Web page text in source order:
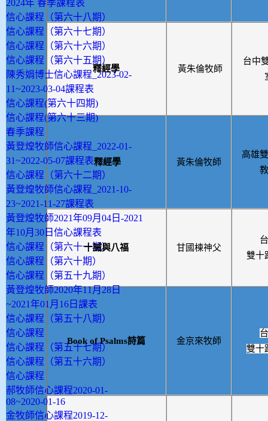
2024年 春季課程表
信心課程（第六十八期）
信心課程（第六十七期）
信心課程（第六十六期）
信心課程（第六十五期）
陳秀娟博士信心課程_2023-02-
11~2023-03-04課程表
信心課程(第六十四期)
信心課程(第六十三期)
春季課程
黃登煌牧師信心課程_2022-01-
31~2022-05-07課程表
信心課程（第六十二期）
黃登煌牧師信心課程_2021-10-
23~2021-11-27課程表
黃登煌牧師2021年09月04日-2021
年10月30日信心課程表
信心課程（第六十一期）
信心課程（第六十期）
信心課程（第五十九期）
黃登煌牧師2020年11月28日
~2021年01月16日課表
信心課程（第五十八期）
信心課程
信心課程（第五十七期）
信心課程（第五十六期）
信心課程
郝牧師信心課程2020-01-
08~2020-01-16
金牧師信心課程2019-12-
釋經學 黃朱倫牧師
台中
釋經學 黃朱倫牧師
高雄
十誡與八福 甘國棟神父
雙十
Book of Psalms詩篇 金京來牧師
雙十